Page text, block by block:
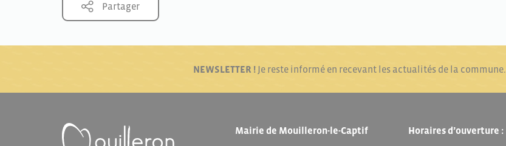
Partager
NEWSLETTER !Je reste informé en recevant les actualités de la commune.
Mairie de Mouilleron-le-Captif Horaires d’ouverture :